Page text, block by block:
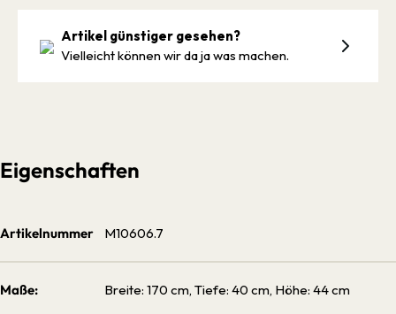
Artikel günstiger gesehen?
Vielleicht können wir da ja was machen.
Eigenschaften
Artikelnummer M10606.7
Maße: Breite: 170 cm, Tiefe: 40 cm, Höhe: 44 cm